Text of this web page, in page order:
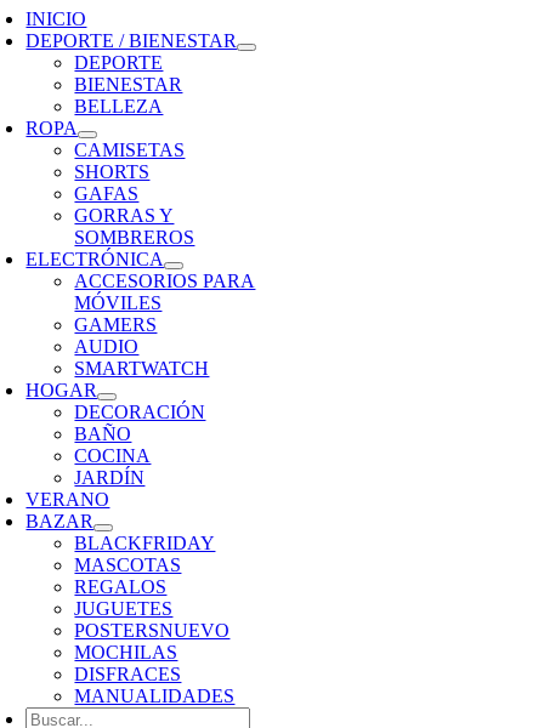
INICIO
DEPORTE / BIENESTAR
DEPORTE
BIENESTAR
BELLEZA
ROPA
CAMISETAS
SHORTS
GAFAS
GORRAS Y
SOMBREROS
ELECTRÓNICA
ACCESORIOS PARA
MÓVILES
GAMERS
AUDIO
SMARTWATCH
HOGAR
DECORACIÓN
BAÑO
COCINA
JARDÍN
VERANO
BAZAR
BLACKFRIDAY
MASCOTAS
REGALOS
JUGUETES
POSTERSNUEVO
MOCHILAS
DISFRACES
MANUALIDADES
Buscar: